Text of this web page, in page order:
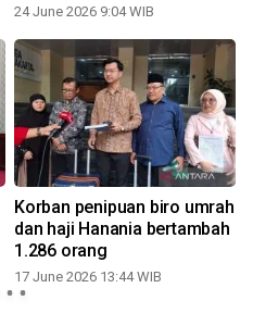
24 June 2026 9:04 WIB
Korban penipuan biro umrah
dan haji Hanania bertambah
1.286 orang
17 June 2026 13:44 WIB